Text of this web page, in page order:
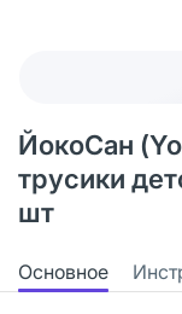
ЙокоСан
трусики
шт
Основное